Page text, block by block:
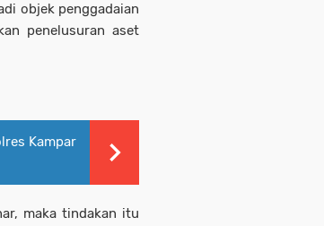
objek penggadaian
penelusuran aset
Kampar
maka tindakan itu